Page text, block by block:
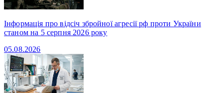
Інформація про відсіч збройної агресії рф проти України
станом на 5 серпня 2026 року
05.08.2026